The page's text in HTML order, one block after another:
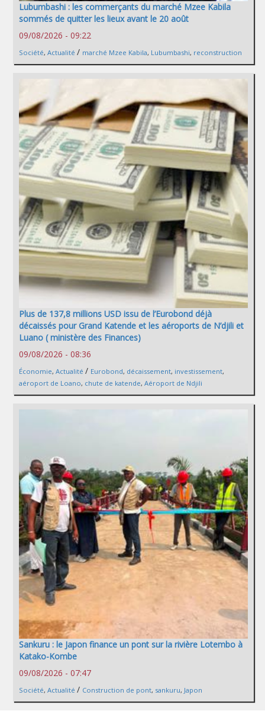
Lubumbashi : les commerçants du marché Mzee Kabila
sommés de quitter les lieux avant le 20 août
09/08/2026 - 09:22
Société, Actualité / marché Mzee Kabila, Lubumbashi, reconstruction
Plus de 137,8 millions USD issu de l’Eurobond déjà
décaissés pour Grand Katende et les aéroports de N’djili et
Luano ( ministère des Finances)
09/08/2026 - 08:36
Économie, Actualité / Eurobond, décaissement, investissement,
aéroport de Loano, chute de katende, Aéroport de Ndjili
Sankuru : le Japon finance un pont sur la rivière Lotembo à
Katako-Kombe
09/08/2026 - 07:47
Société, Actualité / Construction de pont, sankuru, Japon